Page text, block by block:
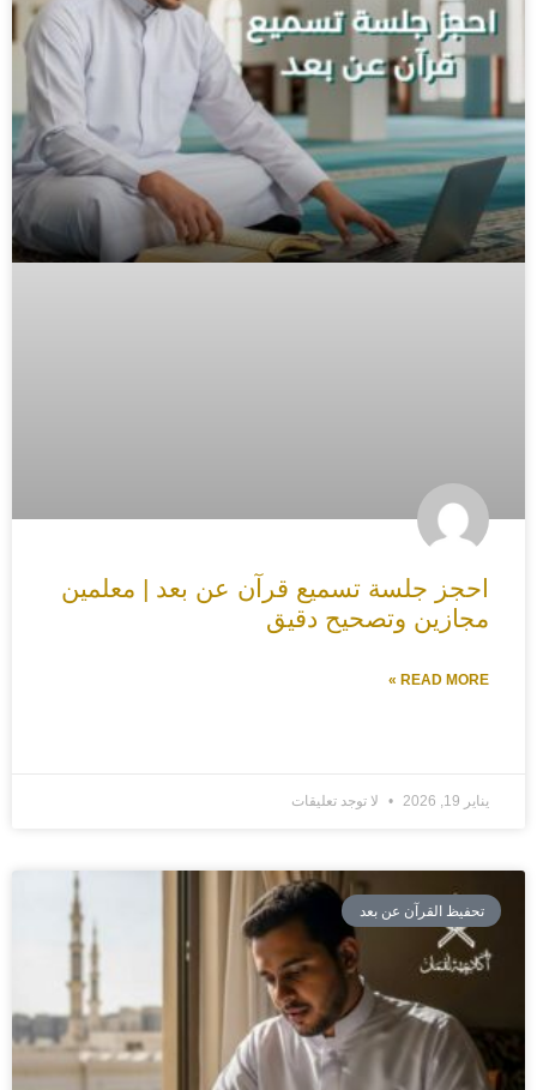
احجز جلسة تسميع قرآن عن بعد | معلمين
مجازين وتصحيح دقيق
READ MORE »
يناير 19, 2026 لا توجد تعليقات
تحفيظ القرآن عن بعد